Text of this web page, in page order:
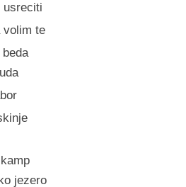
usreciti
volim te
jezero